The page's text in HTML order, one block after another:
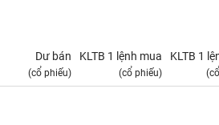
Dư bán
(cổ phiếu)
KLTB 1 lệnh mua
(cổ phiếu)
KLTB 1